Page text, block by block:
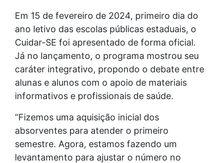
Em 15 de fevereiro de 2024, primeiro dia do
ano letivo das escolas públicas estaduais, o
Cuidar-SE foi apresentado de forma oficial.
Já no lançamento, o programa mostrou seu
caráter integrativo, propondo o debate entre
alunas e alunos com o apoio de materiais
informativos e profissionais de saúde.
“Fizemos uma aquisição inicial dos
absorventes para atender o primeiro
semestre. Agora, estamos fazendo um
levantamento para ajustar o número no